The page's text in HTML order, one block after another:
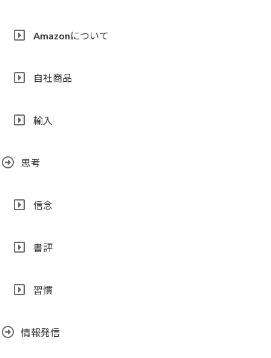
Amazonについて
自社商品
輸入
思考
信念
書評
習慣
情報発信